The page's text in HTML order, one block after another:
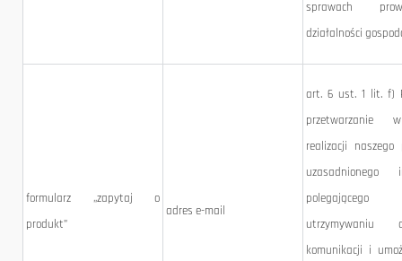
sprawach
działalności
formularz „zapytaj o
produkt”
adres e-mail
art. 6 ust. 1 lit. f)
przetwarzanie
realizacji naszego
uzasadnionego
utrzymywaniu
komunikacji i